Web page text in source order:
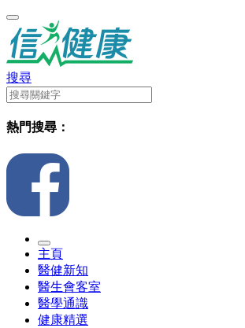
搜尋
熱門搜尋：
主頁
醫健新知
醫生會客室
醫學通識
健康精選